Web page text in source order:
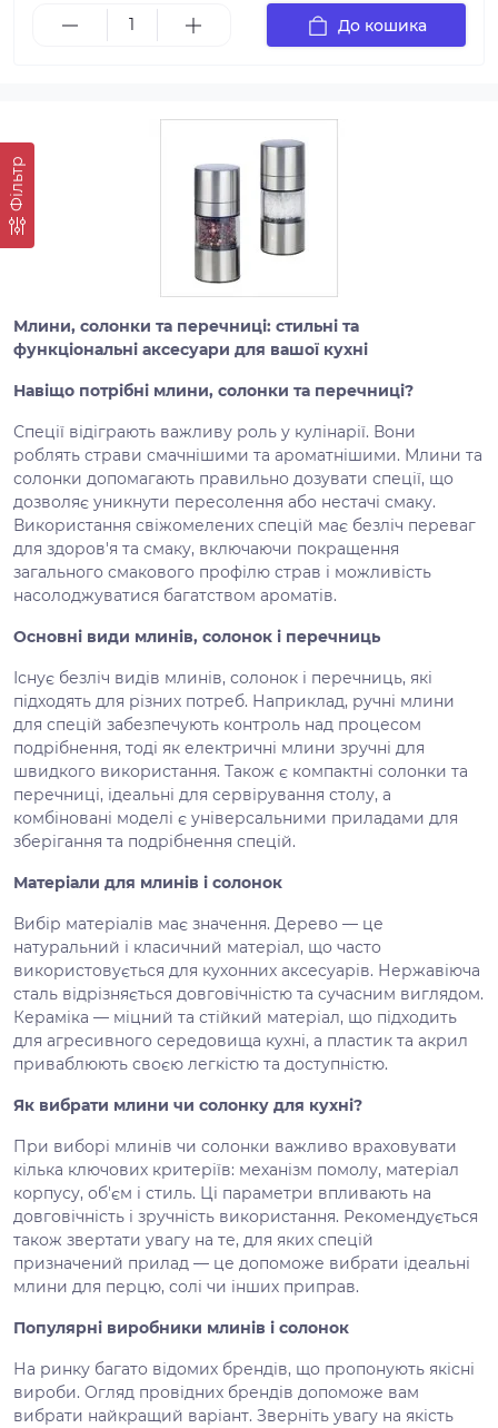
Фільтр
До кошика
Млини, солонки та перечниці: стильні та
функціональні аксесуари для вашої кухні
Навіщо потрібні млини, солонки та перечниці?
Спеції відіграють важливу роль у кулінарії. Вони
роблять страви смачнішими та ароматнішими. Млини та
солонки допомагають правильно дозувати спеції, що
дозволяє уникнути пересолення або нестачі смаку.
Використання свіжомелених спецій має безліч переваг
для здоров'я та смаку, включаючи покращення
загального смакового профілю страв і можливість
насолоджуватися багатством ароматів.
Основні види млинів, солонок і перечниць
Існує безліч видів млинів, солонок і перечниць, які
підходять для різних потреб. Наприклад, ручні млини
для спецій забезпечують контроль над процесом
подрібнення, тоді як електричні млини зручні для
швидкого використання. Також є компактні солонки та
перечниці, ідеальні для сервірування столу, а
комбіновані моделі є універсальними приладами для
зберігання та подрібнення спецій.
Матеріали для млинів і солонок
Вибір матеріалів має значення. Дерево — це
натуральний і класичний матеріал, що часто
використовується для кухонних аксесуарів. Нержавіюча
сталь відрізняється довговічністю та сучасним виглядом.
Кераміка — міцний та стійкий матеріал, що підходить
для агресивного середовища кухні, а пластик та акрил
приваблюють своєю легкістю та доступністю.
Як вибрати млини чи солонку для кухні?
При виборі млинів чи солонки важливо враховувати
кілька ключових критеріїв: механізм помолу, матеріал
корпусу, об'єм і стиль. Ці параметри впливають на
довговічність і зручність використання. Рекомендується
також звертати увагу на те, для яких спецій
призначений прилад — це допоможе вибрати ідеальні
млини для перцю, солі чи інших приправ.
Популярні виробники млинів і солонок
На ринку багато відомих брендів, що пропонують якісні
вироби. Огляд провідних брендів допоможе вам
вибрати найкращий варіант. Зверніть увагу на якість